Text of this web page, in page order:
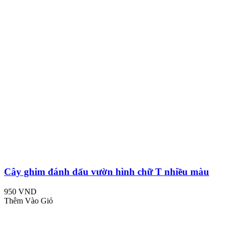
Cây ghim đánh dấu vườn hình chữ T nhiều màu
950 VND
Thêm Vào Giỏ